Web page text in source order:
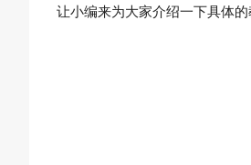
让小编来为大家介绍一下具体的